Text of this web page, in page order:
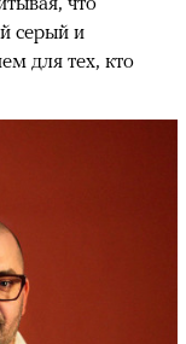
серый и
для тех, кто